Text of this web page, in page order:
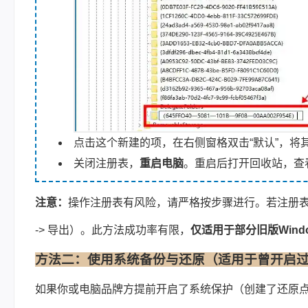
点击这个新建的项，在右侧窗格双击“默认”，将
关闭注册表， 重启电脑。重启后打开回收站，
注意： 操作注册表有风险，请严格按步骤进行。若注册
-> 导出）。此方法成功率有限， 仅适用于部分旧版
方法二：使用系统备份与还原（适用于曾开启
如果你或电脑品牌方提前开启了系统保护（创建了还原